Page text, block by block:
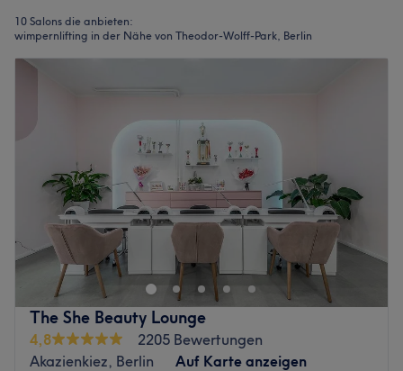
10 Salons die anbieten:
wimpernlifting in der Nähe von Theodor-Wolff-Park, Berlin
The She Beauty Lounge
4,8
2205 Bewertungen
Akazienkiez, Berlin
Auf Karte anzeigen